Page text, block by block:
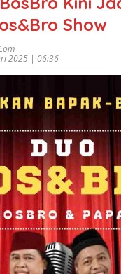
Show
2025 | 06:36